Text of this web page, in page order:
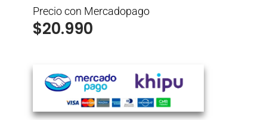
Precio con Mercadopago
$20.990